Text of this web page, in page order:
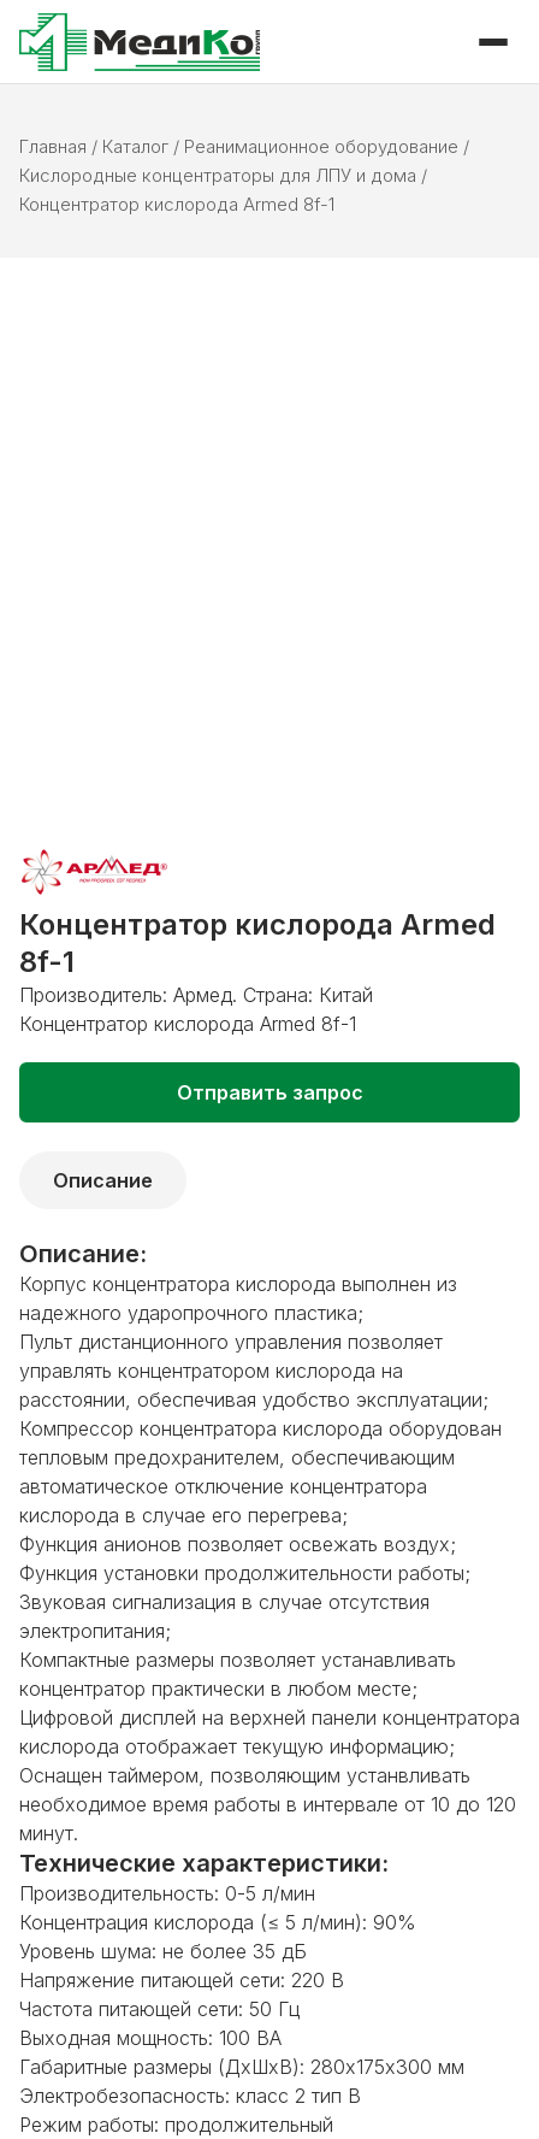
Главная / Каталог / Реанимационное оборудование /
Кислородные концентраторы для ЛПУ и дома /
Концентратор кислорода Armed 8f-1
Концентратор кислорода Armed
8f-1
Производитель: Армед. Страна: Китай
Концентратор кислорода Armed 8f-1
Отправить запрос
Описание
Описание:
Корпус концентратора кислорода выполнен из
надежного ударопрочного пластика;
Пульт дистанционного управления позволяет
управлять концентратором кислорода на
расстоянии, обеспечивая удобство эксплуатации;
Компрессор концентратора кислорода оборудован
тепловым предохранителем, обеспечивающим
автоматическое отключение концентратора
кислорода в случае его перегрева;
Функция анионов позволяет освежать воздух;
Функция установки продолжительности работы;
Звуковая сигнализация в случае отсутствия
электропитания;
Компактные размеры позволяет устанавливать
концентратор практически в любом месте;
Цифровой дисплей на верхней панели концентратора
кислорода отображает текущую информацию;
Оснащен таймером, позволяющим устанвливать
необходимое время работы в интервале от 10 до 120
минут.
Технические характеристики:
Производительность: 0-5 л/мин
Концентрация кислорода (≤ 5 л/мин): 90%
Уровень шума: не более 35 дБ
Напряжение питающей сети: 220 В
Частота питающей сети: 50 Гц
Выходная мощность: 100 ВА
Габаритные размеры (ДхШхВ): 280х175х300 мм
Электробезопасность: класс 2 тип В
Режим работы: продолжительный